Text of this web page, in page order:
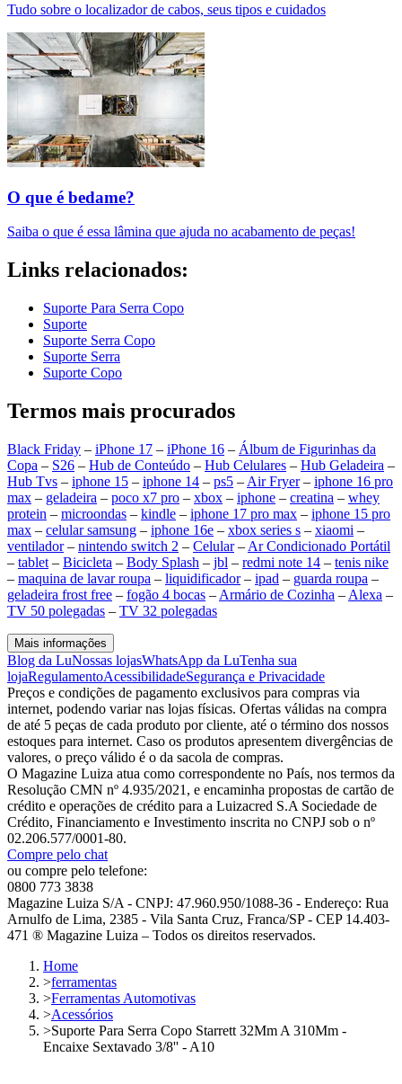
Tudo sobre o localizador de cabos, seus tipos e cuidados
O que é bedame?
Saiba o que é essa lâmina que ajuda no acabamento de peças!
Links relacionados:
Suporte Para Serra Copo
Suporte
Suporte Serra Copo
Suporte Serra
Suporte Copo
Termos mais procurados
Black Friday – iPhone 17 – iPhone 16 – Álbum de Figurinhas da
Copa – S26 – Hub de Conteúdo – Hub Celulares – Hub Geladeira –
Hub Tvs – iphone 15 – iphone 14 – ps5 – Air Fryer– iphone 16 pro
max – geladeira – poco x7 pro – xbox – iphone – creatina – whey
protein – microondas – kindle – iphone 17 pro max – iphone 15 pro
max – celular samsung – iphone 16e – xbox series s – xiaomi –
ventilador– nintendo switch 2 – Celular– Ar Condicionado Portátil
– tablet – Bicicleta – Body Splash – jbl – redmi note 14 – tenis nike
– maquina de lavar roupa – liquidificador– ipad – guarda roupa –
geladeira frost free – fogão 4 bocas – Armário de Cozinha – Alexa –
TV 50 polegadas – TV 32 polegadas
Mais informações
Blog da LuNossas lojasWhatsApp da LuTenha sua
lojaRegulamentoAcessibilidadeSegurança e Privacidade
Preços e condições de pagamento exclusivos para compras via
internet, podendo variar nas lojas físicas. Ofertas válidas na compra
de até 5 peças de cada produto por cliente, até o término dos nossos
estoques para internet. Caso os produtos apresentem divergências de
valores, o preço válido é o da sacola de compras.
O Magazine Luiza atua como correspondente no País, nos termos da
Resolução CMN nº 4.935/2021, e encaminha propostas de cartão de
crédito e operações de crédito para a Luizacred S.A Sociedade de
Crédito, Financiamento e Investimento inscrita no CNPJ sob o nº
02.206.577/0001-80.
Compre pelo chat
ou compre pelo telefone:
0800 773 3838
Magazine Luiza S/A - CNPJ: 47.960.950/1088-36 - Endereço: Rua
Arnulfo de Lima, 2385 - Vila Santa Cruz, Franca/SP - CEP 14.403-
471 ® Magazine Luiza – Todos os direitos reservados.
Home
>ferramentas
>Ferramentas Automotivas
>Acessórios
>Suporte Para Serra Copo Starrett 32Mm A 310Mm -
Encaixe Sextavado 3/8'' - A10